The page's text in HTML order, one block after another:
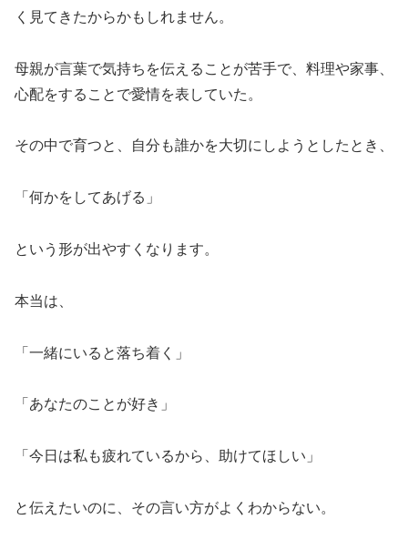
く見てきたからかもしれません。
母親が言葉で気持ちを伝えることが苦手で、料理や家事、
心配をすることで愛情を表していた。
その中で育つと、自分も誰かを大切にしようとしたとき、
「何かをしてあげる」
という形が出やすくなります。
本当は、
「一緒にいると落ち着く」
「あなたのことが好き」
「今日は私も疲れているから、助けてほしい」
と伝えたいのに、その言い方がよくわからない。